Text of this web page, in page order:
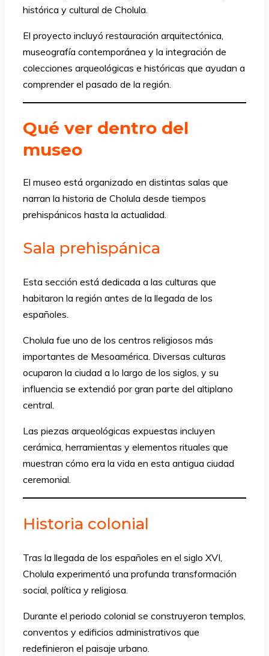
histórica y cultural de Cholula.
El proyecto incluyó restauración arquitectónica,
museografía contemporánea y la integración de
colecciones arqueológicas e históricas que ayudan a
comprender el pasado de la región.
Qué ver dentro del
museo
El museo está organizado en distintas salas que
narran la historia de Cholula desde tiempos
prehispánicos hasta la actualidad.
Sala prehispánica
Esta sección está dedicada a las culturas que
habitaron la región antes de la llegada de los
españoles.
Cholula fue uno de los centros religiosos más
importantes de Mesoamérica. Diversas culturas
ocuparon la ciudad a lo largo de los siglos, y su
influencia se extendió por gran parte del altiplano
central.
Las piezas arqueológicas expuestas incluyen
cerámica, herramientas y elementos rituales que
muestran cómo era la vida en esta antigua ciudad
ceremonial.
Historia colonial
Tras la llegada de los españoles en el siglo XVI,
Cholula experimentó una profunda transformación
social, política y religiosa.
Durante el periodo colonial se construyeron templos,
conventos y edificios administrativos que
redefinieron el paisaje urbano.